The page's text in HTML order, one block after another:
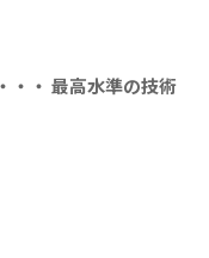
・・ 最高水準の技術